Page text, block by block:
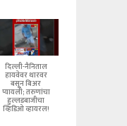
दिल्ली-नैनिताल
हायवेवर थारवर
बसून बिअर
प्यायली; तरुणांचा
हुल्लडबाजीचा
व्हिडिओ व्हायरल!